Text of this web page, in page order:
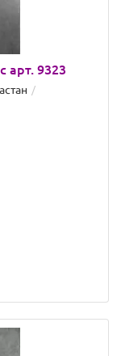
арт. 9323